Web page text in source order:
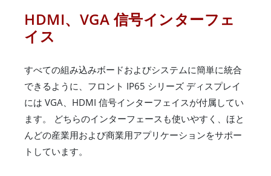
HDMI、VGA 信号インターフェ
イス
すべての組み込みボードおよびシステムに簡単に統合
できるように、フロント IP65 シリーズ ディスプレイ
には VGA、HDMI 信号インターフェイスが付属してい
ます。 どちらのインターフェースも使いやすく、ほと
んどの産業用および商業用アプリケーションをサポー
トしています。